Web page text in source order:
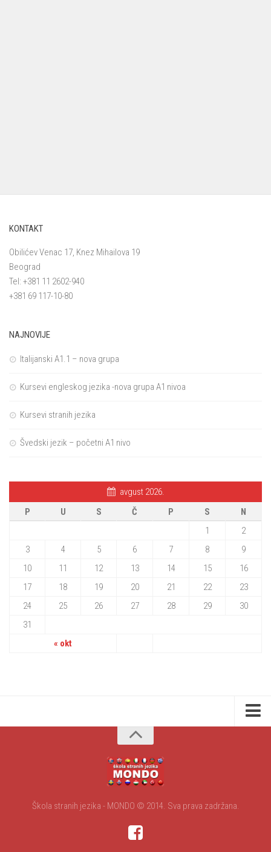
KONTAKT
Obilićev Venac 17, Knez Mihailova 19
Beograd
Tel: +381 11 2602-940
+381 69 117-10-80
NAJNOVIJE
Italijanski A1.1 – nova grupa
Kursevi engleskog jezika -nova grupa A1 nivoa
Kursevi stranih jezika
Švedski jezik – početni A1 nivo
avgust 2026.
P
U S Č P S N
« okt
1
2
3
4 5 6 7 8
9
10
11 12 13 14 15
16
17
18 19 20 21 22
23
24
25 26 27 28 29
30
31
GalerijaŠkola stranih jezika - MONDO © 2014. Sva prava zadržana.